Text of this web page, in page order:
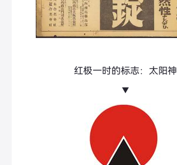
红极一时的标志：太阳神
▼